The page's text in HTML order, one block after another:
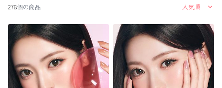
カラコン
装着期間
2 Weeks
1 Month
3~6 Months
よりどりキット
278個の商品 人気順